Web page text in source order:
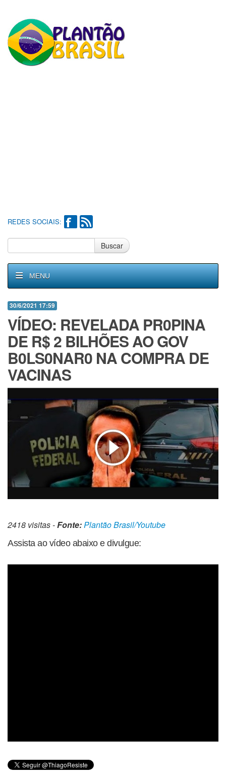
REDES SOCIAIS:
Buscar
MENU
30/6/2021 17:59
VÍDEO: REVELADA PR0PINA
DE R$ 2 BILHÕES AO GOV
B0LS0NAR0 NA COMPRA DE
VACINAS
2418 visitas -Fonte:Plantão Brasil/Youtube
Assista ao vídeo abaixo e divulgue: